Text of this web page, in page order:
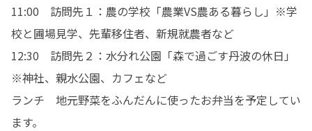
11:00　訪問先１：農の学校「農業VS農ある暮らし」※学
校と圃場見学、先輩移住者、新規就農者など
12:30　訪問先２：水分れ公園「森で過ごす丹波の休日」
※神社、親水公園、カフェなど
ランチ　地元野菜をふんだんに使ったお弁当を予定してい
ます。